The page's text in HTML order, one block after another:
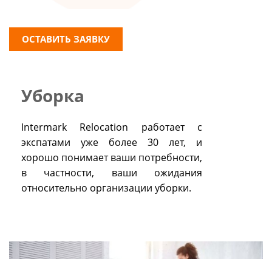
ОСТАВИТЬ ЗАЯВКУ
Уборка
Intermark Relocation работает с
экспатами уже более 30 лет, и
хорошо понимает ваши потребности,
в частности, ваши ожидания
относительно организации уборки.